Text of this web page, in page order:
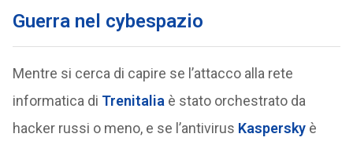
Guerra nel cybespazio
Mentre si cerca di capire se l’attacco alla rete
informatica di Trenitalia è stato orchestrato da
hacker russi o meno, e se l’antivirus Kaspersky è